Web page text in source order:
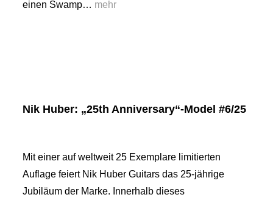
einen Swamp… mehr
Nik Huber: „25th Anniversary“-Model #6/25
Mit einer auf weltweit 25 Exemplare limitierten
Auflage feiert Nik Huber Guitars das 25-jährige
Jubiläum der Marke. Innerhalb dieses